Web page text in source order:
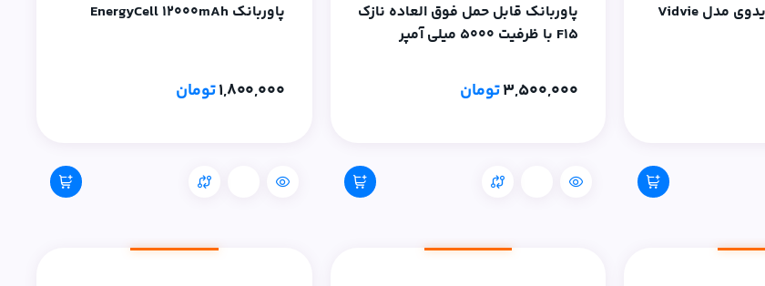
ساعت هوشمند ویدوی مدل Vidvie
پاوربانک قابل حمل فوق العاده نازک
F15 با ظرفیت 5000 میلی آمپر
واتی با پایه تاشو
3,500,000تومان
پاوربانک EnergyCell 12000mAh
1,800,000تومان